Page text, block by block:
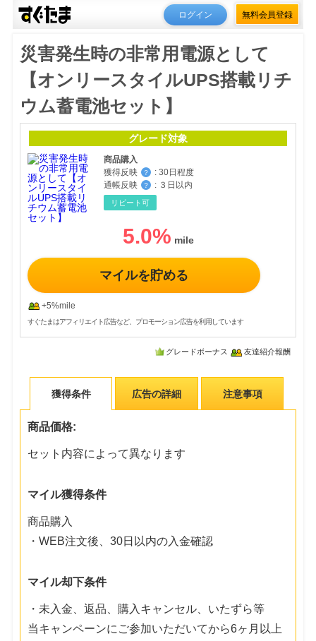
ログイン 無料会員登録
災害発生時の非常用電源として
【オンリースタイルUPS搭載リチ
ウム蓄電池セット】
グレード対象
商品購入
獲得反映
？ : 30日程度
通帳反映
？ : ３日以内
リピート可
5.0%
マイルを貯める
+5%mile
すぐたまはアフィリエイト広告など、プロモーション広告を利用しています
グレードボーナス 友達紹介報酬
獲得条件 広告の詳細 注意事項
商品価格:
セット内容によって異なります
マイル獲得条件
商品購入
・WEB注文後、30日以内の入金確認
マイル却下条件
・未入金、返品、購入キャンセル、いたずら等
当キャンペーンにご参加いただいてから6ヶ月以上